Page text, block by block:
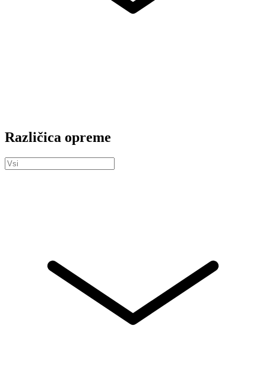
Različica opreme